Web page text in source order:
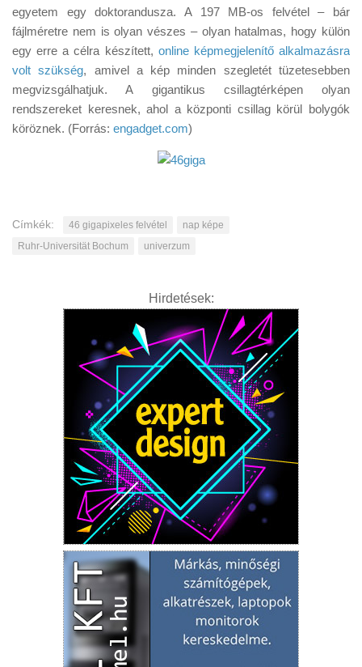
egyetem egy doktorandusza. A 197 MB-os felvétel – bár
fájlméretre nem is olyan vészes – olyan hatalmas, hogy külön
egy erre a célra készített, online képmegjelenítő alkalmazásra
volt szükség, amivel a kép minden szegletét tüzetesebben
megvizsgálhatjuk. A gigantikus csillagtérképen olyan
rendszereket keresnek, ahol a központi csillag körül bolygók
köröznek. (Forrás: engadget.com)
Címkék: 46 gigapixeles felvétel
nap képe
Ruhr-Universität Bochum
univerzum
Hirdetések: